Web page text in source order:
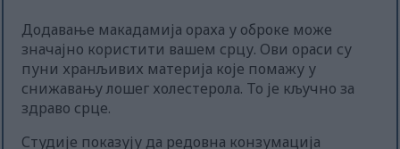
Додавање макадамија ораха у оброке може
значајно користити вашем срцу. Ови ораси су
пуни хранљивих материја које помажу у
снижавању лошег холестерола. То је кључно за
здраво срце.
Студије показују да редовна конзумација